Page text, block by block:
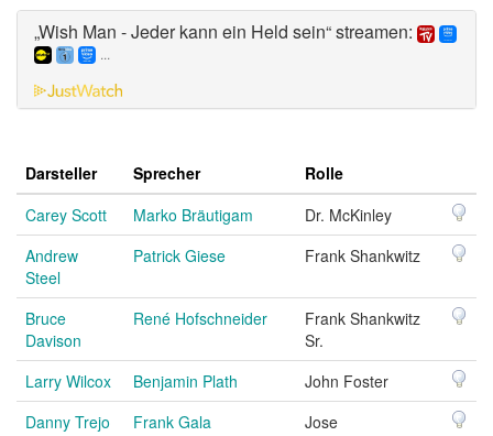
„Wish Man - Jeder kann ein Held sein“ streamen:
...
Darsteller Sprecher
Rolle
Carey Scott
Marko Bräutigam
Dr. McKinley
Andrew
Steel
Patrick Giese Frank Shankwitz
Bruce
Davison
René Hofschneider
Frank Shankwitz
Sr.
Larry Wilcox
Benjamin Plath
John Foster
Danny Trejo
Frank Gala
Jose